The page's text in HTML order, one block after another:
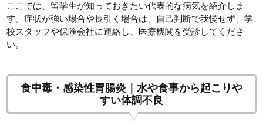
ここでは、留学生が知っておきたい代表的な病気を紹介しま
す。症状が強い場合や長引く場合は、自己判断で我慢せず、学
校スタッフや保険会社に連絡し、医療機関を受診してくださ
い。
食中毒・感染性胃腸炎｜水や食事から起こりや
すい体調不良